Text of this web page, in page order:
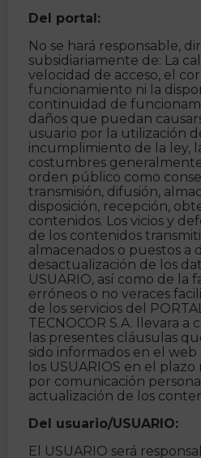
Del portal:
No se hará responsable,
subsidiariamente de: La
velocidad de acceso, el
funcionamiento ni la
continuidad de
daños que puedan
usuario por la utilización
incumplimiento de la ley,
costumbres
orden público como
transmisión, difusión,
disposición, recepción,
contenidos. Los vicios y
de los contenidos
almacenados o puestos a
desactualización de los
USUARIO, así como de la
erróneos o no veraces
de los servicios del
TECNOCOR S.A. llevara a
las presentes cláusulas
sido informados en el web
los USUARIOS en el
por comunicación
actualización de los
Del usuario/USUARIO:
El USUARIO será